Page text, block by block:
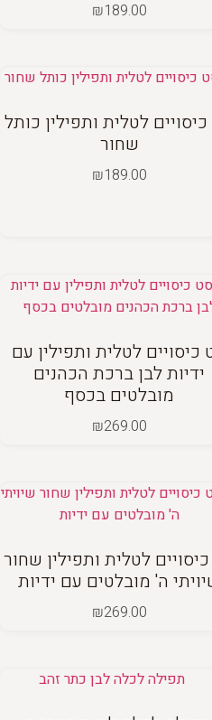
₪189.00
לטלית ותפילין כותל
שחור
₪189.00
כיסויים לטלית ותפילין עם
ידיות לבן ברכת הכהנים
מובלטים בכסף
₪269.00
לטלית ותפילין שחור
ה' מובלטים עם ידיות
₪269.00